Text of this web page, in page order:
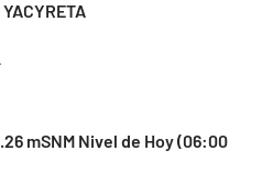
mSNM Nivel de Hoy (06:00